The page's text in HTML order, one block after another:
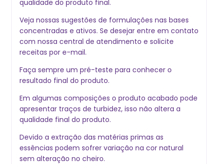
qualidade do produto final.
Veja nossas sugestões de formulações nas bases
concentradas e ativos. Se desejar entre em contato
com nossa central de atendimento e solicite
receitas por e-mail.
Faça sempre um pré-teste para conhecer o
resultado final do produto.
Em algumas composições o produto acabado pode
apresentar traços de turbidez, isso não altera a
qualidade final do produto.
Devido a extração das matérias primas as
essências podem sofrer variação na cor natural
sem alteração no cheiro.